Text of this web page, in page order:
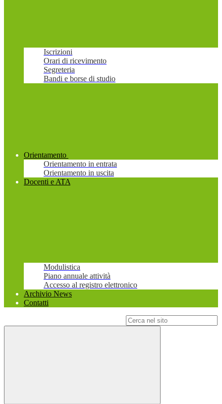
Iscrizioni
Orari di ricevimento
Segreteria
Bandi e borse di studio
Orientamento
Orientamento in entrata
Orientamento in uscita
Docenti e ATA
Modulistica
Piano annuale attività
Accesso al registro elettronico
Archivio News
Contatti